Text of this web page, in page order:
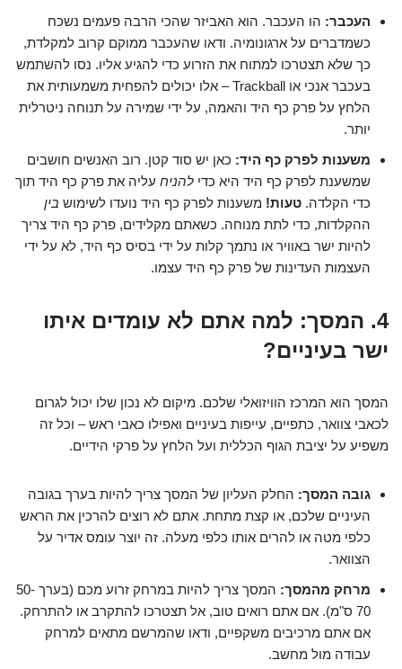
העכבר: הו העכבר. הוא האביזר שהכי הרבה פעמים נשכח
כשמדברים על ארגונומיה. ודאו שהעכבר ממוקם קרוב למקלדת,
כך שלא תצטרכו למתוח את הזרוע כדי להגיע אליו. נסו להשתמש
בעכבר אנכי או Trackball – אלו יכולים להפחית משמעותית את
הלחץ על פרק כף היד והאמה, על ידי שמירה על תנוחה ניטרלית
יותר.
משענות לפרק כף היד: כאן יש סוד קטן. רוב האנשים חושבים
שמשענת לפרק כף היד היא כדי להניח עליה את פרק כף היד תוך
כדי הקלדה. טעות! משענות לפרק כף היד נועדו לשימוש בין
ההקלדות, כדי לתת מנוחה. כשאתם מקלידים, פרק כף היד צריך
להיות ישר באוויר או נתמך קלות על ידי בסיס כף היד, לא על ידי
העצמות העדינות של פרק כף היד עצמו.
4. המסך: למה אתם לא עומדים איתו
ישר בעיניים?
המסך הוא המרכז הוויזואלי שלכם. מיקום לא נכון שלו יכול לגרום
לכאבי צוואר, כתפיים, עייפות בעיניים ואפילו כאבי ראש – וכל זה
משפיע על יציבת הגוף הכללית ועל הלחץ על פרקי הידיים.
גובה המסך: החלק העליון של המסך צריך להיות בערך בגובה
העיניים שלכם, או קצת מתחת. אתם לא רוצים להרכין את הראש
כלפי מטה או להרים אותו כלפי מעלה. זה יוצר עומס אדיר על
הצוואר.
מרחק מהמסך:
המסך צריך להיות במרחק זרוע מכם (בערך 50-
70 ס"מ). אם אתם רואים טוב, אל תצטרכו להתקרב או להתרחק.
אם אתם מרכיבים משקפיים, ודאו שהמרשם מתאים למרחק
עבודה מול מחשב.